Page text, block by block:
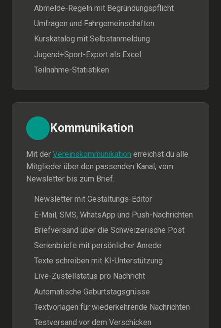
Abmelde-Regeln mit Begründungspflicht
Umfragen und Fahrgemeinschaften
Kurskatalog mit Selbstanmeldung
Jugend+Sport-Export als Excel
Teilnahme-Statistiken
Kommunikation
Mit der Vereinskommunikation erreichst du alle
Mitglieder über den passenden Kanal, vom
Newsletter bis zum Brief.
Newsletter mit Gestaltungs-Editor
E-Mail, SMS, WhatsApp und Push-Nachrichten
Briefversand über die Schweizerische Post
Serienbriefe mit persönlicher Anrede
Texte schreiben mit KI-Unterstützung
Live-Zustellstatus pro Nachricht
Automatische Geburtstagsgrüsse
Textvorlagen für wiederkehrende Nachrichten
Testversand vor dem Verschicken